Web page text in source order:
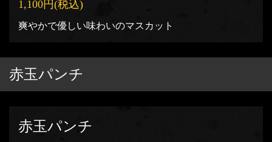
1,100円(税込)
爽やかで優しい味わいのマスカット
赤玉パンチ
赤玉パンチ